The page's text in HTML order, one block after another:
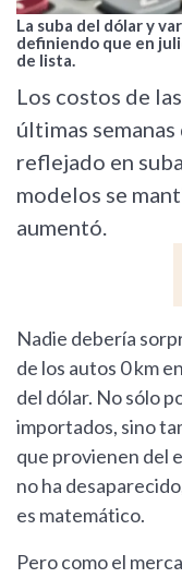
La suba del dólar y
definiendo que en
de lista.
Los costos de
últimas
reflejado en
modelos se
aumentó.
Nadie debería
de los autos 0 km
del dólar. No sólo
importados, sino
que provienen del
no ha
es matemático.
Pero como el